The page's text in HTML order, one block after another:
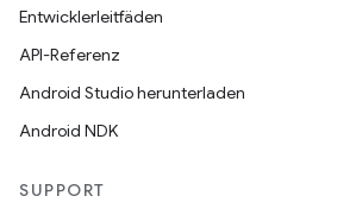
Entwicklerleitfäden
API-Referenz
Android Studio herunterladen
Android NDK
SUPPORT